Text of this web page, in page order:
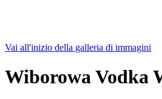
Vai all'inizio della galleria di immagini
Wiborowa Vodka